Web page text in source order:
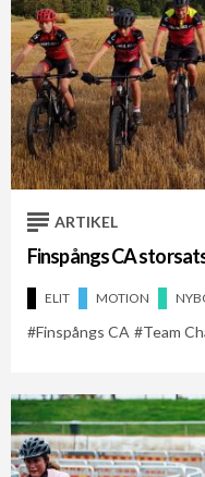
ARTIKEL
Finspångs CA
ELIT MOTION
Finspångs CA Team